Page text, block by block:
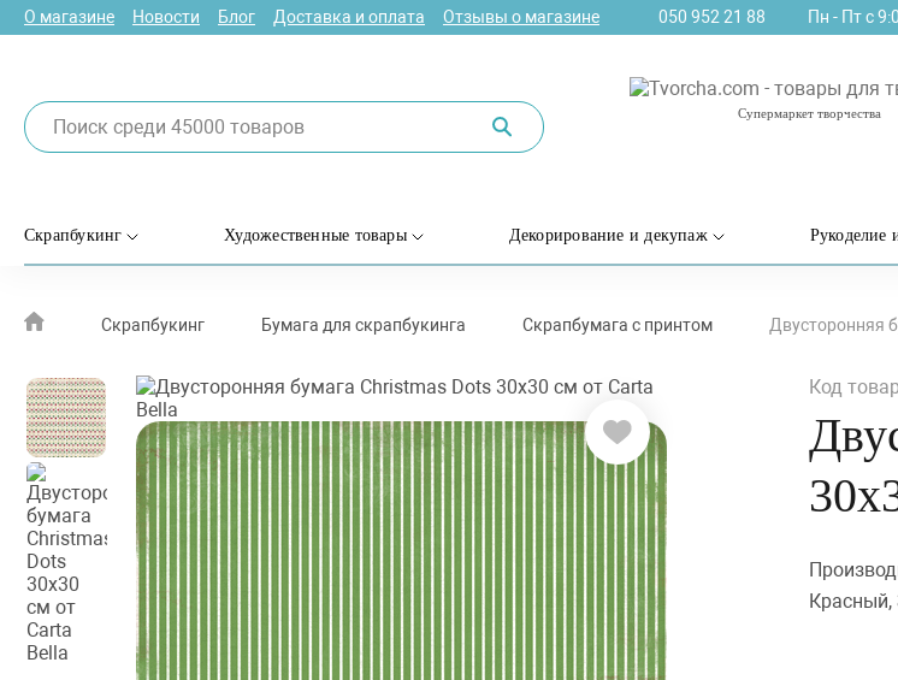
О магазине Новости Блог Доставка и оплата Отзывы о магазине 050 952 21 88 Пн - Пт с
Супермаркет творчества
Скрапбукинг Художественные товары Декорирование и декупаж Рукоделие
Скрапбукинг Бумага для скрапбукинга Скрапбумага с принтом Двусторонняя
Код